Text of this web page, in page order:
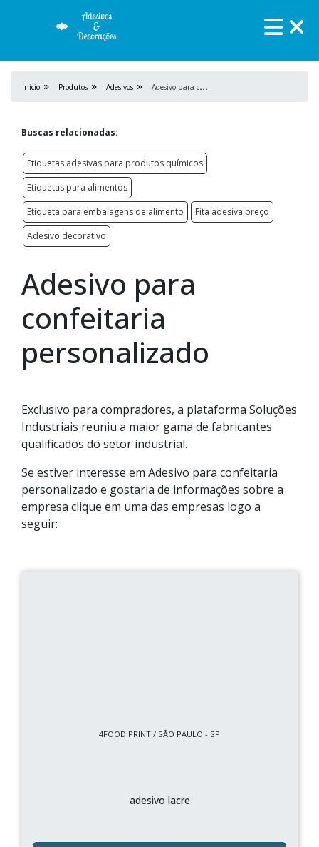
Início Produtos Adesivos A
desivo para confeitaria personalizado
Buscas relacionadas:
Etiquetas adesivas para produtos químicos
Etiquetas para alimentos
Etiqueta para embalagens de alimento
Fita adesiva preço
Adesivo decorativo
Adesivo para
confeitaria
personalizado
Exclusivo para compradores, a plataforma Soluções
Industriais reuniu a maior gama de fabricantes
qualificados do setor industrial.
Se estiver interesse em Adesivo para confeitaria
personalizado e gostaria de informações sobre a
empresa clique em uma das empresas logo a
seguir:
4FOOD PRINT / SÃO PAULO - SP
adesivo lacre